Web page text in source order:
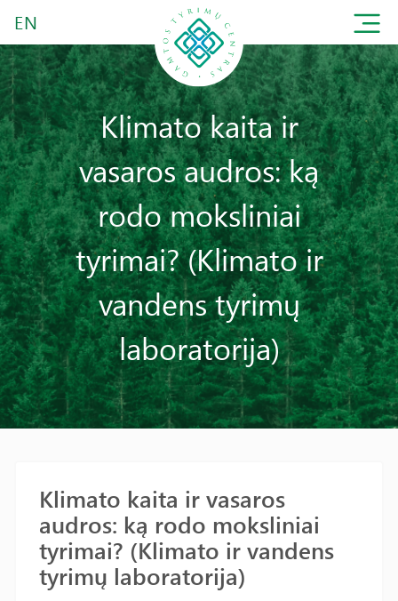
EN
Klimato kaita ir
vasaros audros: ką
rodo moksliniai
tyrimai? (Klimato ir
vandens tyrimų
laboratorija)
Klimato kaita ir vasaros
audros: ką rodo moksliniai
tyrimai? (Klimato ir vandens
tyrimų laboratorija)